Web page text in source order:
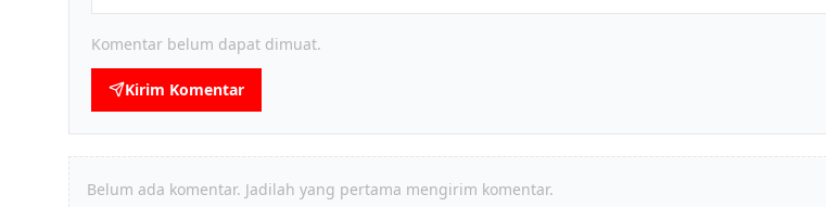
Komentar belum dapat dimuat.
Kirim Komentar
Belum ada komentar. Jadilah yang pertama mengirim komentar.